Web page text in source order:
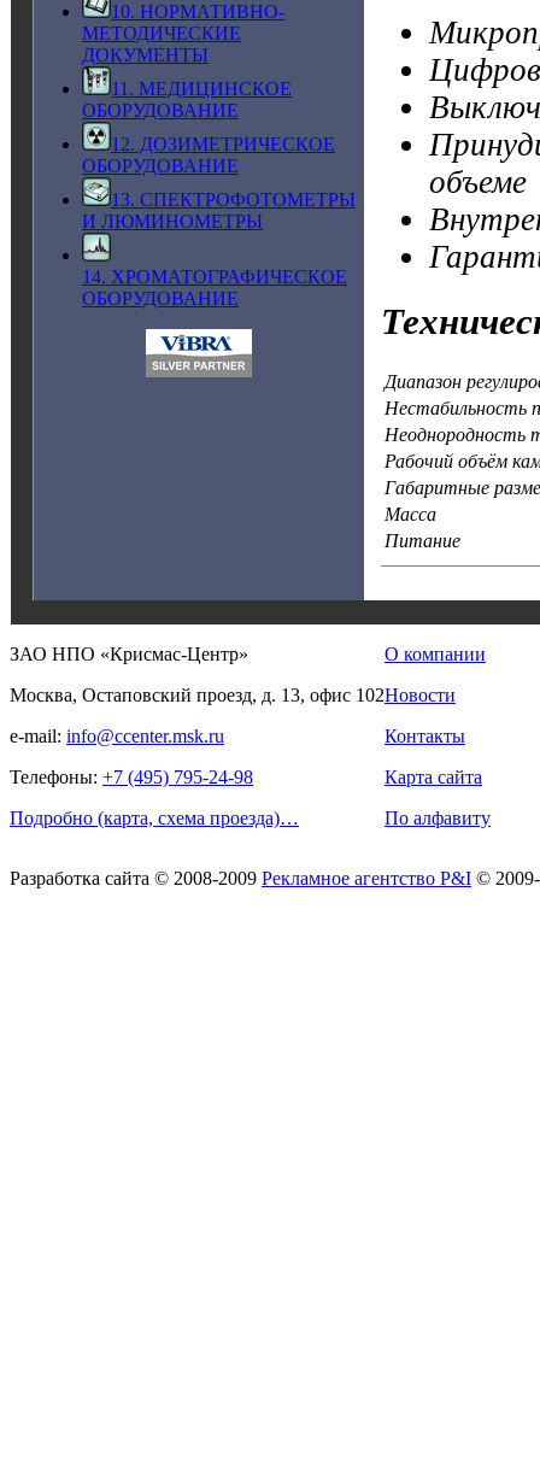
10. НОРМАТИВНО-
МЕТОДИЧЕСКИЕ
ДОКУМЕНТЫ
11. МЕДИЦИНСКОЕ
ОБОРУДОВАНИЕ
12. ДОЗИМЕТРИЧЕСКОЕ
ОБОРУДОВАНИЕ
13. СПЕКТРОФОТОМЕТРЫ
И ЛЮМИНОМЕТРЫ
14. ХРОМАТОГРАФИЧЕСКОЕ
ОБОРУДОВАНИЕ
объеме
Диапазон
Нестабильность
Неоднородность
Рабочий объём
Габаритные
Масса
Питание
ЗАО НПО «Крисмас-Центр»
Москва, Остаповский проезд, д. 13, офис 102
e-mail: info@ccenter.msk.ru
Телефоны: +7 (495) 795-24-98
Подробно (карта, схема проезда)…
О компании
Новости
Контакты
Карта сайта
По алфавиту
Разработка сайта © 2008-2009 Рекламное агентство P&I ©